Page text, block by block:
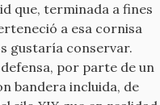
que, terminada a fines
a esa cornisa
gustaría conservar.
por parte de un
bandera incluida, de